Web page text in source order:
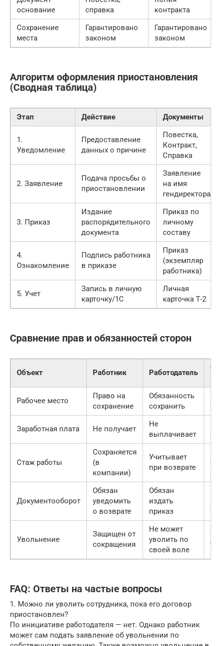
основание
справка
контракта
Сохранение
места
Гарантировано
законом
Гарантировано
законом
Алгоритм оформления приостановления
(Сводная таблица)
Этап Действие Документы
1.
Уведомление
Предоставление
данных о причине
Повестка,
Контракт,
Справка
2. Заявление
Подача просьбы о
приостановлении
Заявление
на имя
гендиректора
3. Приказ
Издание
распорядительного
документа
Приказ по
личному
составу
4.
Ознакомление
Подпись работника
в приказе
Приказ
(экземпляр
работника)
5. Учет
Запись в личную
карточку/1С
Личная
карточка Т-2
Сравнение прав и обязанностей сторон
Объект Работник Работодатель
Рабочее место
Право на
сохранение
Обязанность
сохранить
Заработная плата Не получает
Не
выплачивает
Стаж работы
Сохраняется
(в
компании)
Учитывает
при возврате
Документооборот
Обязан
уведомить
о возврате
Обязан
издать
приказ
Увольнение
Защищен от
сокращения
Не может
уволить по
своей воле
FAQ: Ответы на частые вопросы
1. Можно ли уволить сотрудника, пока его договор
приостановлен?
По инициативе работодателя — нет. Однако работник
может сам подать заявление об увольнении по